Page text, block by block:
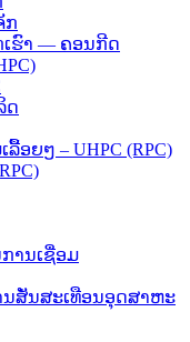
ກ
ເຮົາ — ຄອນກີດ
ດ
ອຍໆ – UHPC (RPC)
ານເຊື່ອມ
ສັ່ນສະເທືອນອຸດສາຫະ